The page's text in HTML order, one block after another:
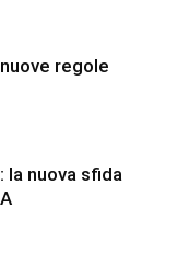
regole
la nuova sfida